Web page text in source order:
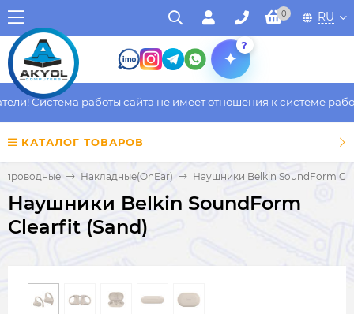
0 RU
?
Система работы сайта не имеет отношения к системе
КАТАЛОГ ТОВАРОВ
Накладные(OnEar) Наушники Belkin SoundForm
Наушники Belkin SoundForm
Clearfit (Sand)